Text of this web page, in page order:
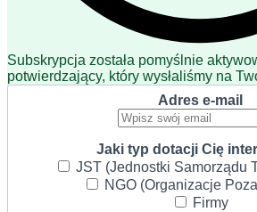
Subskrypcja została pomyślnie
potwierdzający, który wysłaliśmy na
Adres e-mail
Jaki typ dotacji Cię
JST (Jednostki Samorządu
NGO (Organizacje
Firmy